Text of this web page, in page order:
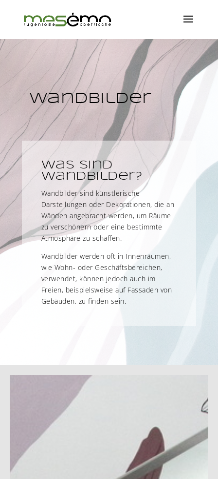
Wandbilder
Was sind
Wandbilder?
Wandbilder sind künstlerische
Darstellungen oder Dekorationen, die an
Wänden angebracht werden, um Räume
zu verschönern oder eine bestimmte
Atmosphäre zu schaffen.
Wandbilder werden oft in Innenräumen,
wie Wohn- oder Geschäftsbereichen,
verwendet, können jedoch auch im
Freien, beispielsweise auf Fassaden von
Gebäuden, zu finden sein.